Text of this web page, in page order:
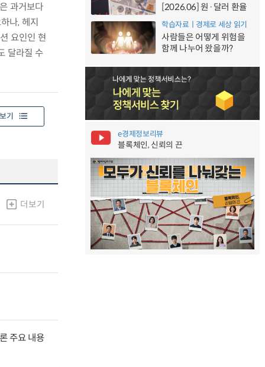
과거보다
나, 헤지
요인인 현
달라질 수
기
더보기
주요 내용
[2026.06] 원·달러 환율
학습자료ㅣ경제로 세상 읽기
사람들은 어떻게 위험을
함께 나누어 왔을까?
e경제정보리뷰
블록체인, 신뢰의 끈